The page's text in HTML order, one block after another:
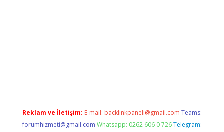
Reklam ve İletişim: E-mail: backlinkpaneli@gmail.com Teams:
forumhizmeti@gmail.com Whatsapp: 0262 606 0 726 Telegram: